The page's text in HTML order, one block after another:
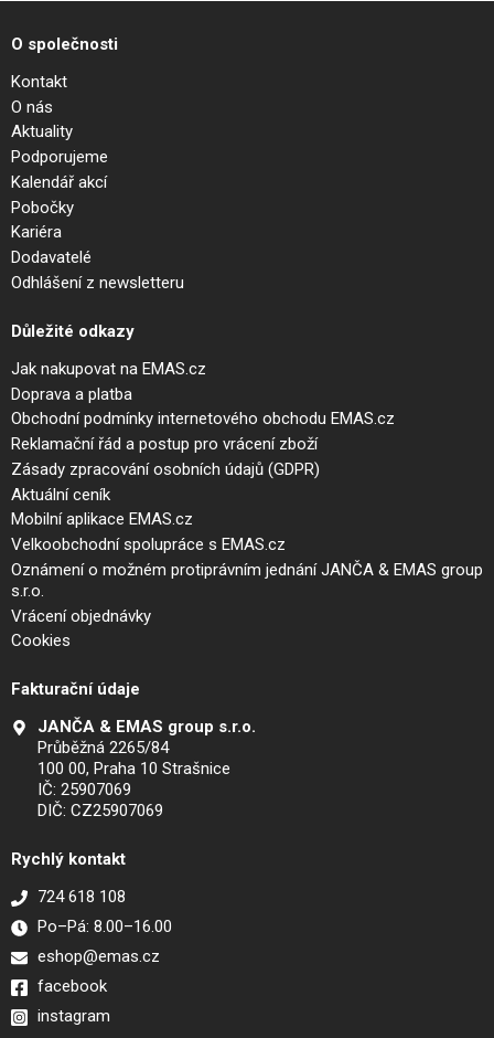
O společnosti
Kontakt
O nás
Aktuality
Podporujeme
Kalendář akcí
Pobočky
Kariéra
Dodavatelé
Odhlášení z newsletteru
Důležité odkazy
Jak nakupovat na EMAS.cz
Doprava a platba
Obchodní podmínky internetového obchodu EMAS.cz
Reklamační řád a postup pro vrácení zboží
Zásady zpracování osobních údajů (GDPR)
Aktuální ceník
Mobilní aplikace EMAS.cz
Velkoobchodní spolupráce s EMAS.cz
Oznámení o možném protiprávním jednání JANČA & EMAS group
s.r.o.
Vrácení objednávky
Cookies
Fakturační údaje
JANČA & EMAS group s.r.o.
Průběžná 2265/84
100 00, Praha 10 Strašnice
IČ: 25907069
DIČ: CZ25907069
Rychlý kontakt
724 618 108
Po–Pá: 8.00–16.00
eshop@emas.cz
facebook
instagram